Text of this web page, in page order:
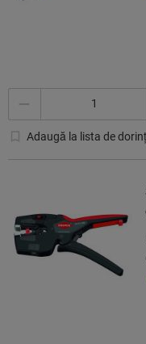
Adaugă la lista de